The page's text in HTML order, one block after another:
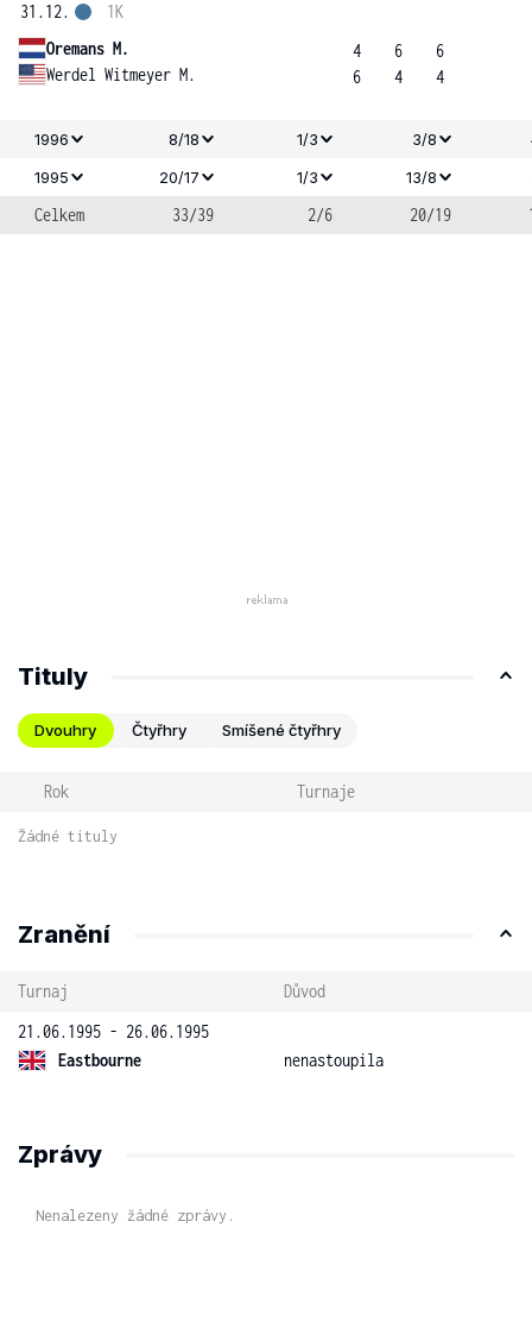
31.12.
Oremans M.
Werdel Witmeyer M.
1K
4
6
6
4
6
4
1996 8/18 1/3 3/8
1995
20/17 1/3 13/8
Celkem 33/39 2/6 20/19
Tituly
Dvouhry Čtyřhry Smíšené čtyřhry
Rok Turnaje
Žádné tituly
Zranění
Turnaj
Důvod
21.06.1995 - 26.06.1995
Eastbourne
nenastoupila
Zprávy
Nenalezeny žádné zprávy.